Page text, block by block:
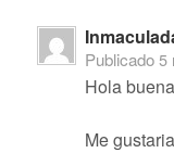
Publicado5
Hola
Me